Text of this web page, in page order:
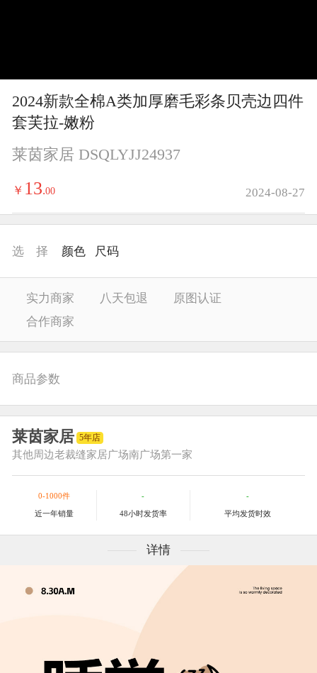
i
e
2024新款全棉A类加厚磨毛彩条贝壳边四件
套芙拉-嫩粉
莱茵家居 DSQLYJJ24937
￥ 13.00 2024-08-27
选 择 颜色 尺码
实力商家 八天包退
原图认证
合作商家
商品参数
莱茵家居 5年店
其他周边老裁缝家居广场南广场第一家
0-1000件
近一年销量
-
48小时发货率
-
平均发货时效
详情